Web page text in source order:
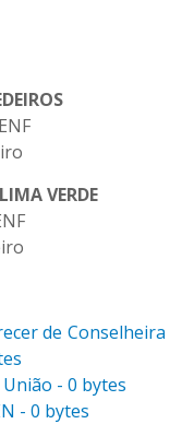
VERDE
de Conselheira
- 0 bytes
- 0 bytes